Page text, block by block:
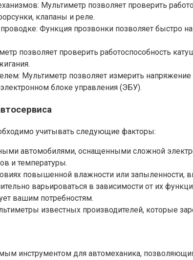
Мультиметр позволяет проверить
клапаны и реле.
Функция прозвонки позволяет быстро
позволяет проверить работоспособность
Мультиметр позволяет измерить
блоке управления (ЭБУ).
учитывать следующие факторы:
автомобилями, оснащенными сложной
и температуры.
повышенной влажности или запыленности,
варьироваться в зависимости от их
вашим потребностям.
известных производителей, которые
инструментом для автомеханика,